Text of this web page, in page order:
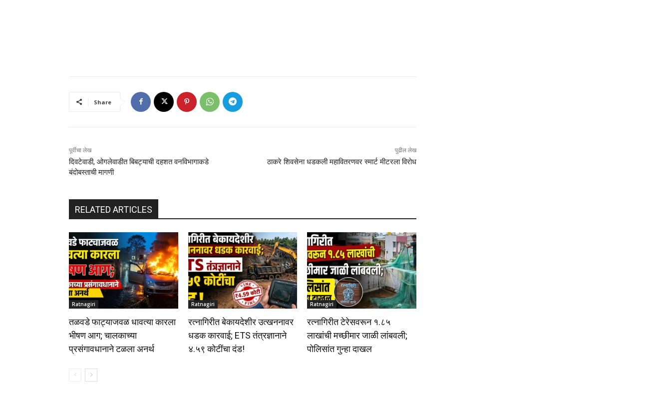
Share
पूर्वीचा लेख
दिवटेवाडी, ओगलेवाडीत बिबट्याची दहशत वनविभागाकडे
बंदोबस्ताची मागणी
पुढील लेख
ठाकरे शिवसेना धडकली महावितरणवर स्मार्ट मीटरला विरोध
RELATED ARTICLES
Ratnagiri
तळवडे फाट्याजवळ धावत्या कारला
भीषण आग; चालकाच्या
प्रसंगावधानाने टळला अनर्थ
Ratnagiri
रत्नागिरीत बेकायदेशीर उत्खननावर
धडक कारवाई; ETS तंत्रज्ञानाने
४.५९ कोटींचा दंड!
Ratnagiri
रत्नागिरीत टेरेसवरून १.८५
लाखांची मच्छीमार जाळी लांबवली;
पोलिसांत गुन्हा दाखल